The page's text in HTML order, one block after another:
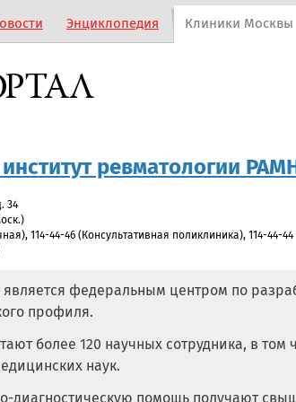
Энциклопедия Клиники Москвы
институт ревматологии РАМН
34
114-44-46 (Консультативная поликлиника), 114-44-44
является федеральным центром по
профиля.
более 120 научных сотрудника, в
наук.
диагностическую помощь получают